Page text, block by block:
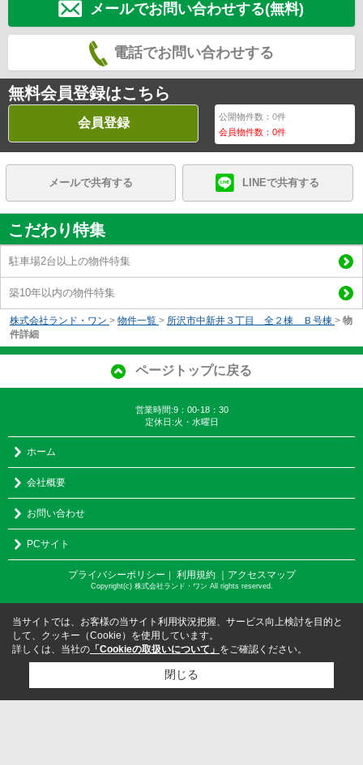
メールでお問い合わせする(無料)
電話でお問い合わせする
無料会員登録はこちら
会員登録 公開物件数：0件
会員物件数：0件
メールで共有する LINEで共有する
こだわり特集
駐車場2台以上の物件特集
築10年以内の物件特集
株式会社ランド・ワン > 物件一覧 > 所沢市中新井３丁目 全２棟 Ｂ号棟 > 物
件詳細
ページトップに戻る
営業時間:9：00-18：30
定休日:火・水曜日
ホーム
会社概要
お問い合わせ
PCサイト
プライバシーポリシー 利用規約 ｜アクセスマップ
Copyright(c) 株式会社ランド・ワン All rights reserved.
当サイトでは、お客様の当サイト利用状況把握、サービス向上検討を目的と
して、クッキー（Cookie）を使用しています。
詳しくは、当社の 「Cookieの取扱いについて」 をご確認ください。
閉じる